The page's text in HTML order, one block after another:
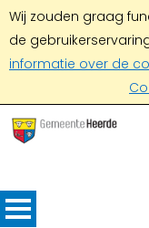
Wij zouden graag
de
informatie over de